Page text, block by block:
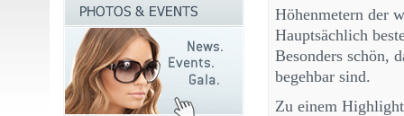
Höhenmetern der
Hauptsächlich
Besonders schön,
begehbar sind.
Zu einem